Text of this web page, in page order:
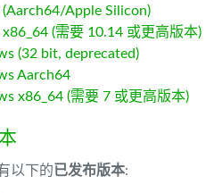
(Aarch64/Apple Silicon)
x86_64 (需要 10.14 或更高版本)
(32 bit, deprecated)
Aarch64
x86_64 (需要 7 或更高版本)
以下的已发布版本: